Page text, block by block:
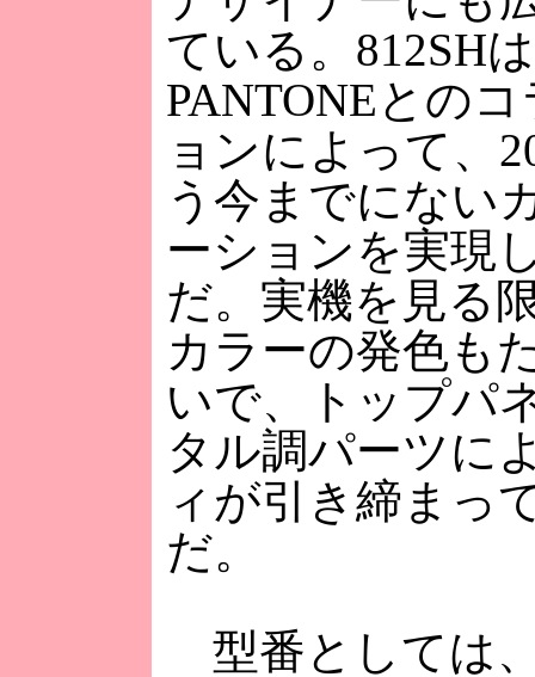
ている。812SH
PANTONEとの
ョンによって、
う今までにない
ーションを実現
だ。実機を見る
カラーの発色も
いで、トップパ
タル調パーツに
ィが引き締まっ
だ。
型番としては